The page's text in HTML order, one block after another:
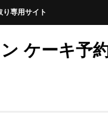
り専用サイト
ケーキ予